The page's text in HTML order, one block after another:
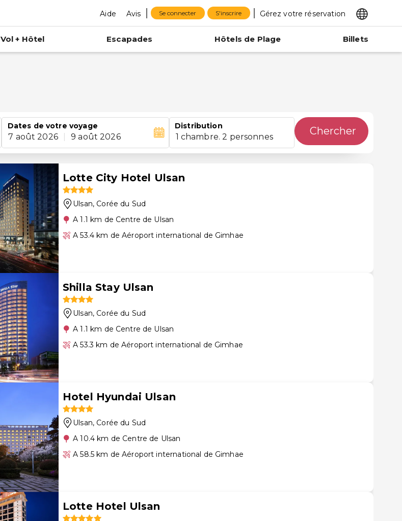
Aide Avis Se connecter S'inscrire Gérez votre réservation
Vol + Hôtel Escapades Hôtels de Plage Billets
Dates de votre voyage
7 août 2026 9 août 2026
Distribution
1 chambre. 2 personnes Chercher
Lotte City Hotel Ulsan
Ulsan, Corée du Sud
A 1.1 km de Centre de Ulsan
A 53.4 km de Aéroport international de Gimhae
Shilla Stay Ulsan
Ulsan, Corée du Sud
A 1.1 km de Centre de Ulsan
A 53.3 km de Aéroport international de Gimhae
Hotel Hyundai Ulsan
Ulsan, Corée du Sud
A 10.4 km de Centre de Ulsan
A 58.5 km de Aéroport international de Gimhae
Lotte Hotel Ulsan